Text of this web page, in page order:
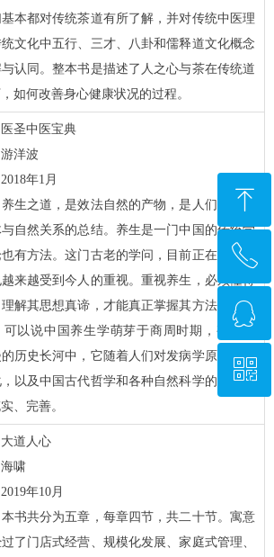
本都对传统茶道有所了解，并对传统中医理
文化中五行、三才、八卦和儒释道文化概念
认同。整本书是描述了人之心与茶在传统道
如何改善身心健康状况的过程。
中医宝典
洋波
年1月
生之道，是效法自然的产物，是人们对实践
自然关系的总结。养生是一门中国的传统学
有方法。这门古老的学问，目前正在焕发新
来越受到今人的重视。重视养生，必须懂得
解其思想真谛，才能真正掌握其方法。根据
以说中国养生学萌芽于商周时期，甚或更
历史长河中，它随着人们对发病学原理认识
以及中国古代哲学和各种自然科学的不断渗
、完善。
道人心
啸
年10月
书共分为五章，每章四节，共二十节。寓意
了门店式经营、规模化发展、家庭式管理、
ꁸ
回到顶部
ꂅ
010-58674838
ꁗ
QQ客服
ꀥ
微信二维码